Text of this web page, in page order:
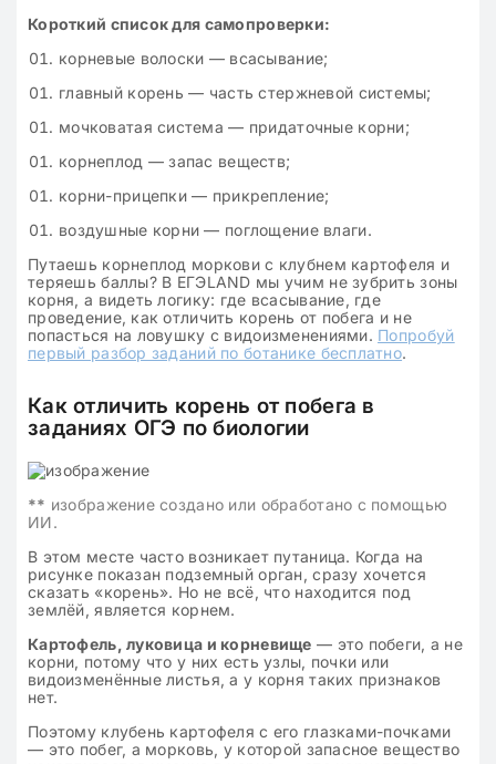
Короткий список для самопроверки:
корневые волоски — всасывание;
главный корень — часть стержневой системы;
мочковатая система — придаточные корни;
корнеплод — запас веществ;
корни-прицепки — прикрепление;
воздушные корни — поглощение влаги.
Путаешь корнеплод моркови с клубнем картофеля и
теряешь баллы? В ЕГЭLAND мы учим не зубрить зоны
корня, а видеть логику: где всасывание, где
проведение, как отличить корень от побега и не
попасться на ловушку с видоизменениями. Попробуй
первый разбор заданий по ботанике бесплатно.
Как отличить корень от побега в
заданиях ОГЭ по биологии
** изображение создано или обработано с помощью
ИИ.
В этом месте часто возникает путаница. Когда на
рисунке показан подземный орган, сразу хочется
сказать «корень». Но не всё, что находится под
землёй, является корнем.
Картофель, луковица и корневище — это побеги, а не
корни, потому что у них есть узлы, почки или
видоизменённые листья, а у корня таких признаков
нет.
Поэтому клубень картофеля с его глазками-почками
— это побег, а морковь, у которой запасное вещество